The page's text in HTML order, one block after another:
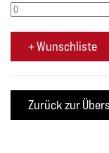
+ Wunschliste